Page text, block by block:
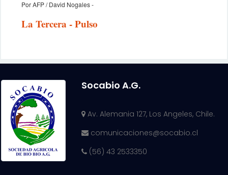
Por AFP / David Nogales -
La Tercera - Pulso
Socabio A.G.
Av. Alemania 127, Los Angeles, Chile.
comunicaciones@socabio.cl
(56) 43 2533350